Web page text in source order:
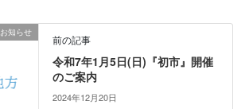
お知らせ
前の記事
令和7年1月5日(日)『初市』開催
のご案内
2024年12月20日